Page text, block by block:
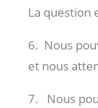
La question
6. Nous
et nous
7. Nous